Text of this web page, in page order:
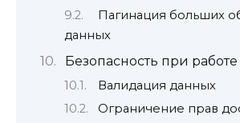
Пагинация больших
данных
Безопасность при работе
Валидация данных
Ограничение прав